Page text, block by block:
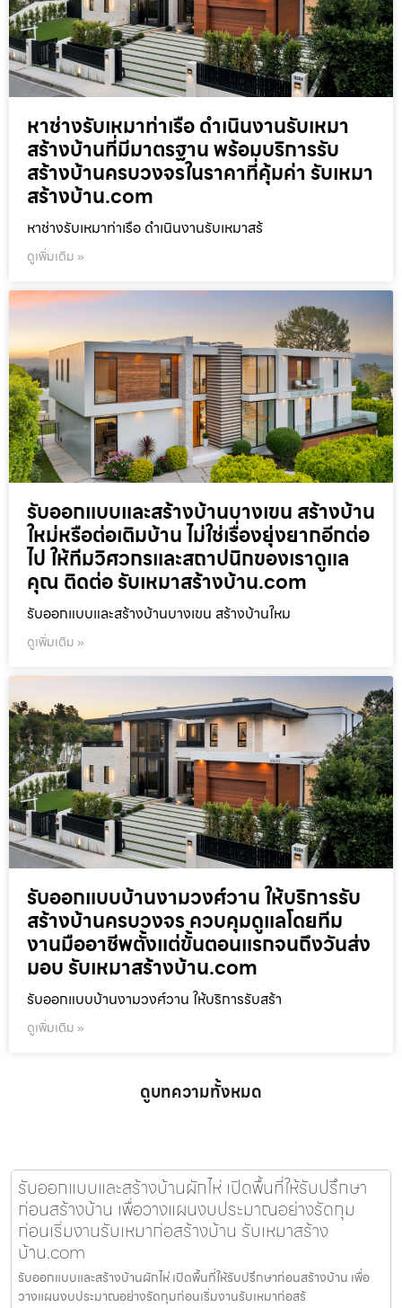
หาช่างรับเหมาท่าเรือ ดำเนินงานรับเหมา
สร้างบ้านที่มีมาตรฐาน พร้อมบริการรับ
สร้างบ้านครบวงจรในราคาที่คุ้มค่า รับเหมา
สร้างบ้าน.com
หาช่างรับเหมาท่าเรือ ดำเนินงานรับเหมาสร้
ดูเพิ่มเติม »
รับออกแบบและสร้างบ้านบางเขน สร้างบ้าน
ใหม่หรือต่อเติมบ้าน ไม่ใช่เรื่องยุ่งยากอีกต่อ
ไป ให้ทีมวิศวกรและสถาปนิกของเราดูแล
คุณ ติดต่อ รับเหมาสร้างบ้าน.com
รับออกแบบและสร้างบ้านบางเขน สร้างบ้านใหม
ดูเพิ่มเติม »
รับออกแบบบ้านงามวงศ์วาน ให้บริการรับ
สร้างบ้านครบวงจร ควบคุมดูแลโดยทีม
งานมืออาชีพตั้งแต่ขั้นตอนแรกจนถึงวันส่ง
มอบ รับเหมาสร้างบ้าน.com
รับออกแบบบ้านงามวงศ์วาน ให้บริการรับสร้า
ดูเพิ่มเติม »
ดูบทความทั้งหมด
รับออกแบบและสร้างบ้านผักไห่ เปิดพื้นที่ให้รับปรึกษา
ก่อนสร้างบ้าน เพื่อวางแผนงบประมาณอย่างรัดกุม
ก่อนเริ่มงานรับเหมาก่อสร้างบ้าน รับเหมาสร้าง
บ้าน.com
รับออกแบบและสร้างบ้านผักไห่ เปิดพื้นที่ให้รับปรึกษาก่อนสร้างบ้าน เพื่อ
วางแผนงบประมาณอย่างรัดกุมก่อนเริ่มงานรับเหมาก่อสร้